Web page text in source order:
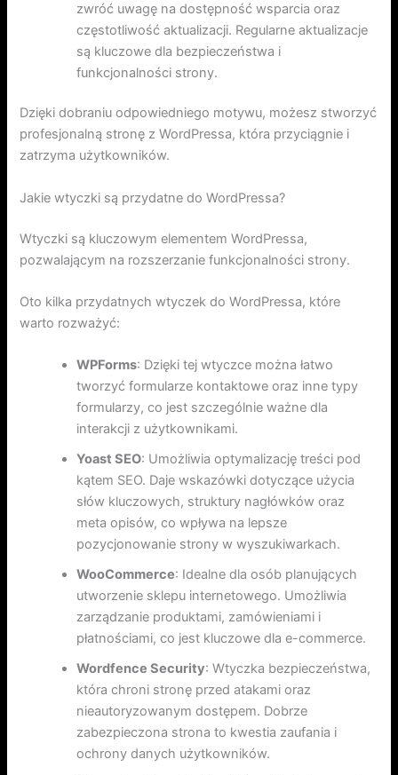
zwróć uwagę na dostępność wsparcia oraz
częstotliwość aktualizacji. Regularne aktualizacje
są kluczowe dla bezpieczeństwa i
funkcjonalności strony.
Dzięki dobraniu odpowiedniego motywu, możesz stworzyć
profesjonalną stronę z WordPressa, która przyciągnie i
zatrzyma użytkowników.
Jakie wtyczki są przydatne do WordPressa?
Wtyczki są kluczowym elementem WordPressa,
pozwalającym na rozszerzanie funkcjonalności strony.
Oto kilka przydatnych wtyczek do WordPressa, które
warto rozważyć:
WPForms: Dzięki tej wtyczce można łatwo
tworzyć formularze kontaktowe oraz inne typy
formularzy, co jest szczególnie ważne dla
interakcji z użytkownikami.
Yoast SEO: Umożliwia optymalizację treści pod
kątem SEO. Daje wskazówki dotyczące użycia
słów kluczowych, struktury nagłówków oraz
meta opisów, co wpływa na lepsze
pozycjonowanie strony w wyszukiwarkach.
WooCommerce: Idealne dla osób planujących
utworzenie sklepu internetowego. Umożliwia
zarządzanie produktami, zamówieniami i
płatnościami, co jest kluczowe dla e-commerce.
Wordfence Security: Wtyczka bezpieczeństwa,
która chroni stronę przed atakami oraz
nieautoryzowanym dostępem. Dobrze
zabezpieczona strona to kwestia zaufania i
ochrony danych użytkowników.